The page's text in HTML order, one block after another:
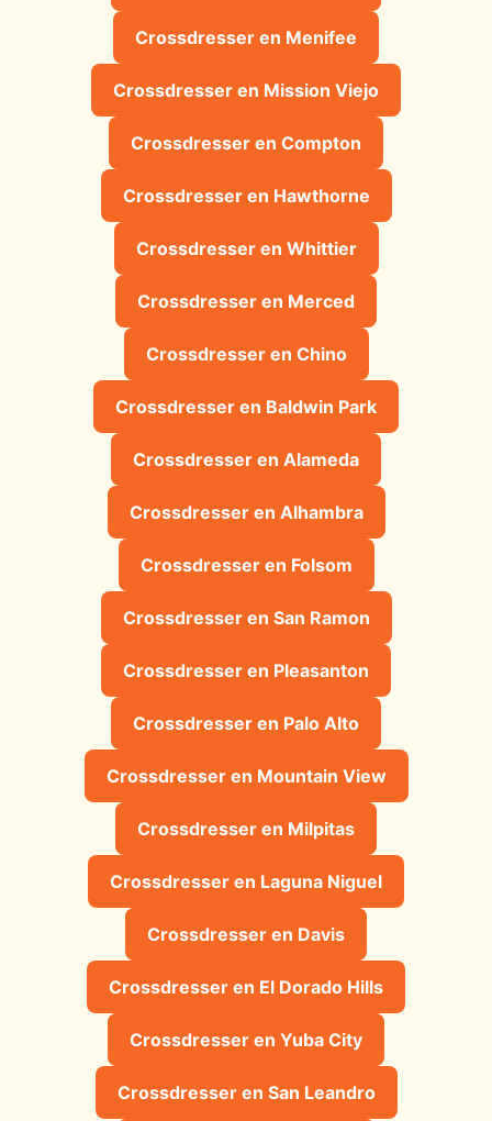
Crossdresser en Menifee
Crossdresser en Mission Viejo
Crossdresser en Compton
Crossdresser en Hawthorne
Crossdresser en Whittier
Crossdresser en Merced
Crossdresser en Chino
Crossdresser en Baldwin Park
Crossdresser en Alameda
Crossdresser en Alhambra
Crossdresser en Folsom
Crossdresser en San Ramon
Crossdresser en Pleasanton
Crossdresser en Palo Alto
Crossdresser en Mountain View
Crossdresser en Milpitas
Crossdresser en Laguna Niguel
Crossdresser en Davis
Crossdresser en El Dorado Hills
Crossdresser en Yuba City
Crossdresser en San Leandro